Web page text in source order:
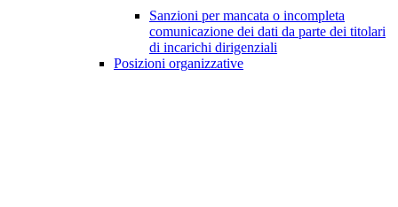
Sanzioni per mancata o incompleta
comunicazione dei dati da parte dei titolari
di incarichi dirigenziali
Posizioni organizzative